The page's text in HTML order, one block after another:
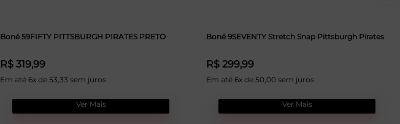
Boné 59FIFTY PITTSBURGH PIRATES PRETO
R$ 319,99
Em até 6x de 53,33 sem juros
Ver Mais
Boné 9SEVENTY Stretch Snap Pittsburgh Pirates
R$ 299,99
Em até 6x de 50,00 sem juros
Ver Mais